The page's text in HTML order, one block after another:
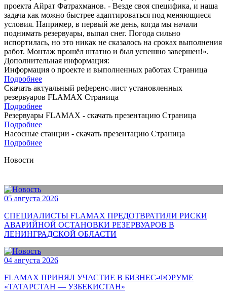
проекта Айрат Фатрахманов. - Везде своя специфика, и наша
задача как можно быстрее адаптироваться под меняющиеся
условия. Например, в первый же день, когда мы начали
поднимать резервуары, выпал снег. Погода сильно
испортилась, но это никак не сказалось на сроках выполнения
работ. Монтаж прошёл штатно и был успешно завершен!».
Дополнительная информация:
Информация о проекте и выполненных работах Страница
Подробнее
Скачать актуальный референс-лист установленных
резервуаров FLAMAX Страница
Подробнее
Резервуары FLAMAX - скачать презентацию Страница
Подробнее
Насосные станции - скачать презентацию Страница
Подробнее
Новости
05 августа 2026
СПЕЦИАЛИСТЫ FLAMAX ПРЕДОТВРАТИЛИ РИСКИ
АВАРИЙНОЙ ОСТАНОВКИ РЕЗЕРВУАРОВ В
ЛЕНИНГРАДСКОЙ ОБЛАСТИ
04 августа 2026
FLAMAX ПРИНЯЛ УЧАСТИЕ В БИЗНЕС-ФОРУМЕ
«ТАТАРСТАН — УЗБЕКИСТАН»